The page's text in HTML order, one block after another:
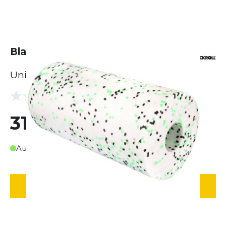
Blackroll Blackroll Med
Unisex
0.0 (0 Bewertungen)
31,90 €
Auf Lager